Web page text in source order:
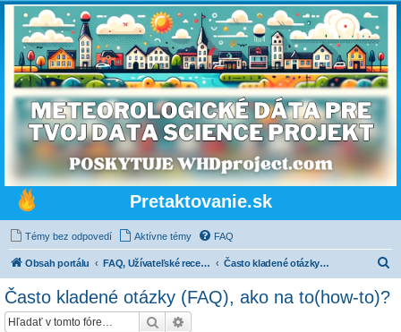
Pretaktovanie.sk
Témy bez odpovedí Aktívne témy FAQ
Obsah portálu FAQ, Užívateľské recenzie, Blogy Často kladené otázky (FAQ), ako na to(how-to)?
Často kladené otázky (FAQ), ako na to(how-to)?
Hľadať